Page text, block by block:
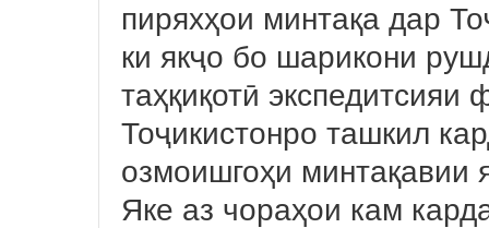
пиряхҳои минтақа дар
ки якҷо бо шарикони
таҳқиқотӣ
Тоҷикистонро ташкил
озмоишгоҳи
Яке аз чораҳои кам